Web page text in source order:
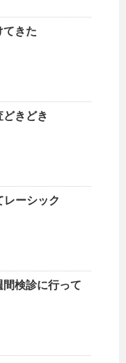
てきた
どきどき
レーシック
間検診に行って